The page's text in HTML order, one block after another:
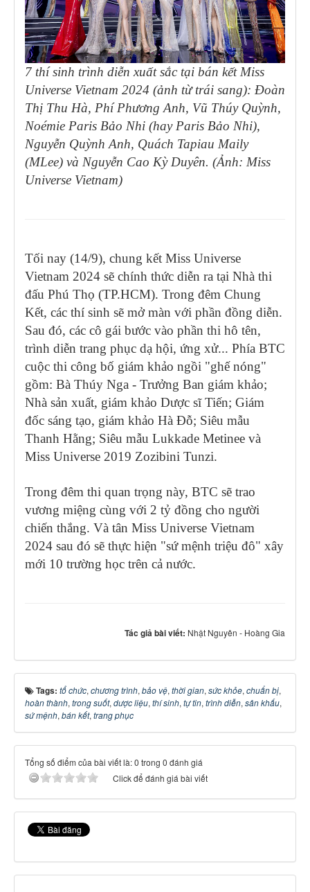
7 thí sinh trình diễn xuất sắc tại bán kết Miss
Universe Vietnam 2024 (ảnh từ trái sang): Đoàn
Thị Thu Hà, Phí Phương Anh, Vũ Thúy Quỳnh,
Noémie Paris Bảo Nhi (hay Paris Bảo Nhi),
Nguyễn Quỳnh Anh, Quách Tapiau Maily
(MLee) và Nguyễn Cao Kỳ Duyên. (Ảnh: Miss
Universe Vietnam)
Tối nay (14/9), chung kết Miss Universe
Vietnam 2024 sẽ chính thức diễn ra tại Nhà thi
đấu Phú Thọ (TP.HCM). Trong đêm Chung
Kết, các thí sinh sẽ mở màn với phần đồng diễn.
Sau đó, các cô gái bước vào phần thi hô tên,
trình diễn trang phục dạ hội, ứng xử... Phía BTC
cuộc thi công bố giám khảo ngồi "ghế nóng"
gồm: Bà Thúy Nga - Trưởng Ban giám khảo;
Nhà sản xuất, giám khảo Dược sĩ Tiến; Giám
đốc sáng tạo, giám khảo Hà Đỗ; Siêu mẫu
Thanh Hằng; Siêu mẫu Lukkade Metinee và
Miss Universe 2019 Zozibini Tunzi.
Trong đêm thi quan trọng này, BTC sẽ trao
vương miệng cùng với 2 tỷ đồng cho người
chiến thắng. Và tân Miss Universe Vietnam
2024 sau đó sẽ thực hiện "sứ mệnh triệu đô" xây
mới 10 trường học trên cả nước.
Tác giả bài viết: Nhật Nguyên - Hoàng Gia
Tags: tổ chức, chương trình, bảo vệ, thời gian, sức khỏe, chuẩn bị,
hoàn thành, trong suốt, dược liệu, thí sinh, tự tin, trình diễn, sân khấu,
sứ mệnh, bán kết, trang phục
Tổng số điểm của bài viết là: 0 trong 0 đánh giá
Click để đánh giá bài viết